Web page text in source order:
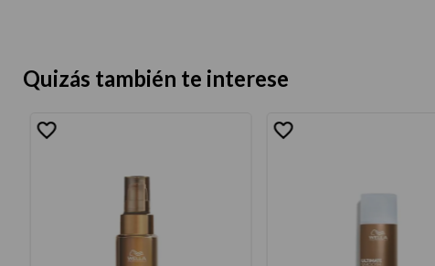
Quizás también te interese